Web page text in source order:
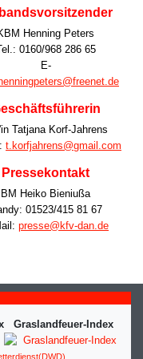
Henning Peters
0160/968 286 65
E-
henningpeters@freenet.de
Tatjana Korf-Jahrens
t.korfjahrens@gmail.com
Pressekontakt
BM Heiko Bieniußa
01523/415 81 67
presse@kfv-dan.de
Graslandfeuer-Index